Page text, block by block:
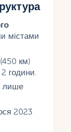
містами
(450 км)
години.
лише
2023